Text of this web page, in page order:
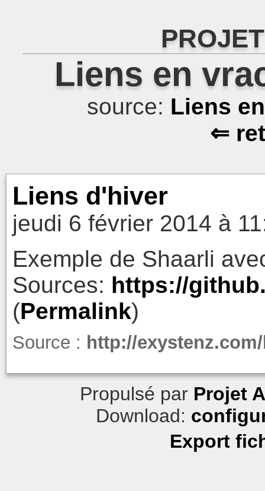
Liens en
source: Liens
⇐
Liens d'hiver
jeudi 6 février 2014 à
Exemple de Shaarli
Sources: https://
(Permalink)
Source : http://
Propulsé par Projet
Download:
Export